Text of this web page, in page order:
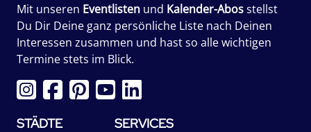
Mit unseren Eventlisten und Kalender-Abosstellst
Du Dir Deine ganz persönliche Liste nach Deinen
Interessen zusammen und hast so alle wichtigen
Termine stets im Blick.
STÄDTE SERVICES